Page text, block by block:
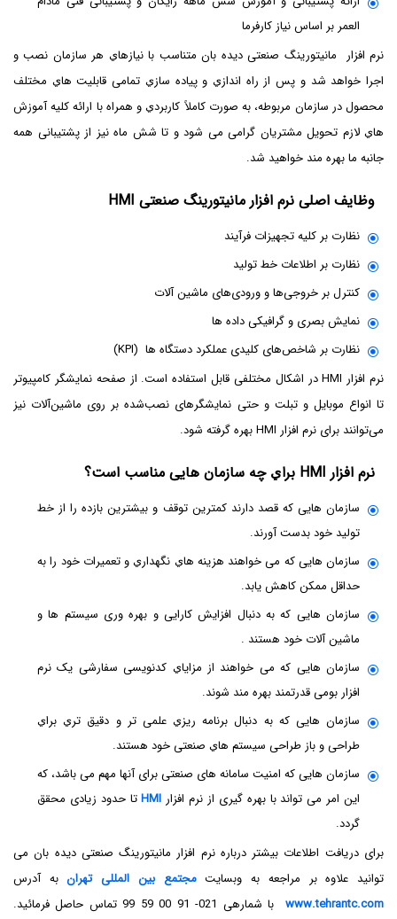
العمر بر اساس نیاز کارفرما
نرم افزار مانیتورینگ صنعتی دیده بان متناسب با نیازهاي هر سازمان نصب و
اجرا خواهد شد و پس از راه اندازي و پیاده سازي تمامی قابلیت هاي مختلف
محصول در سازمان مربوطه، به صورت کاملاً کاربردي و همراه با ارائه کلیه آموزش
هاي لازم تحویل مشتریان گرامی می شود و تا شش ماه نیز از پشتیبانی همه
جانبه ما بهره مند خواهید شد.
وظایف اصلی نرم افزار مانیتورینگ صنعتی HMI
نظارت بر کلیه تجهیزات فرآیند
نظارت بر اطلاعات خط تولید
کنترل بر خروجی‌ها و ورودی‌های ماشین آلات
نمایش بصری و گرافیکی داده ها
نظارت بر شاخص‌های کلیدی عملکرد دستگاه ها (KPI)
نرم افزار HMI در اشکال مختلفی قابل استفاده است. از صفحه نمایشگر کامپیوتر
تا انواع موبایل و تبلت و حتی نمایشگرهای نصب‌شده بر روی ماشین‌آلات نیز
می‌توانند برای نرم افزار HMI بهره گرفته شود.
نرم افزار HMI براي چه سازمان هایی مناسب است؟
سازمان هایی که قصد دارند کمترین توقف و بیشترین بازده را از خط
تولید خود بدست آورند.
سازمان هایی که می خواهند هزینه هاي نگهداري و تعمیرات خود را به
حداقل ممکن کاهش یابد.
سازمان هایی که به دنبال افزایش کارایی و بهره وری سیستم ها و
ماشین آلات خود هستند .
سازمان هایی که می خواهند از مزایاي کدنویسی سفارشی یک نرم
افزار بومی قدرتمند بهره مند شوند.
سازمان هایی که به دنبال برنامه ریزي علمی تر و دقیق تري براي
طراحی و باز طراحی سیستم هاي صنعتی خود هستند.
سازمان هایی که امنیت سامانه های صنعتی برای آنها مهم می باشد، که
این امر می تواند با بهره گیری از نرم افزار HMIتا حدود زیادی محقق
گردد.
برای دریافت اطلاعات بیشتر درباره نرم افزار مانیتورینگ صنعتی دیده بان می
توانید علاوه بر مراجعه به وبسایتمجتمع بین المللی تهرانبه آدرس
www.tehrantc.com
با شماره­ی 021- 91 00 59 99 تماس حاصل فرمائید.